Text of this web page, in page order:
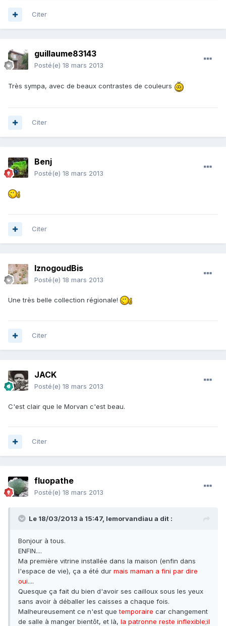
Citer
guillaume83143
Posté(e) 18 mars 2013
Très sympa, avec de beaux contrastes de couleurs
Citer
Benj
Posté(e) 18 mars 2013
Citer
IznogoudBis
Posté(e) 18 mars 2013
Une très belle collection régionale!
Citer
JACK
Posté(e) 18 mars 2013
C'est clair que le Morvan c'est beau.
Citer
fluopathe
Posté(e) 18 mars 2013
Le 18/03/2013 à 15:47, lemorvandiau a dit :
Bonjour à tous.
ENFIN....
Ma première vitrine installée dans la maison (enfin dans
l'espace de vie), ça a été dur mais maman a fini par dire
oui....
Quesque ça fait du bien d'avoir ses cailloux sous les yeux
sans avoir à déballer les caisses a chaque fois.
Malheureusement ce n'est quetemporaire car changement
de salle à manger bientôt, et là, la patronne reste inflexible;il